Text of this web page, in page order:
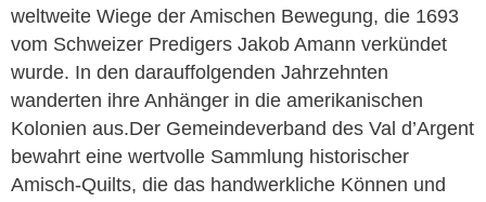
weltweite Wiege der Amischen Bewegung, die 1693
vom Schweizer Predigers Jakob Amann verkündet
wurde. In den darauffolgenden Jahrzehnten
wanderten ihre Anhänger in die amerikanischen
Kolonien aus.Der Gemeindeverband des Val d’Argent
bewahrt eine wertvolle Sammlung historischer
Amisch-Quilts, die das handwerkliche Können und